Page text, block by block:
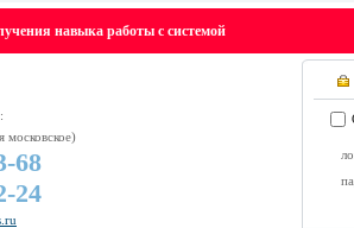
навыка работы с системой
московское)
68
24